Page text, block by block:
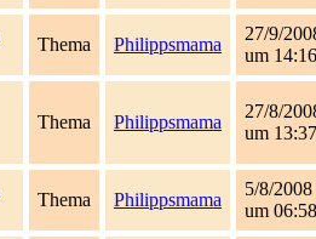
Thema Philippsmama
27/9/
um 14:16
Thema Philippsmama
27/8/
um 13:37
Thema Philippsmama
5/8/2008
um 06:58